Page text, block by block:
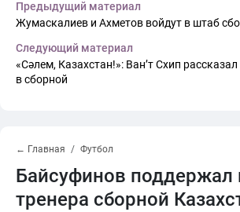
Предыдущий материал
Жумаскалиев и Ахметов войдут в штаб
Следующий материал
«Сәлем, Казахстан!»: Ван’т Схип
в сборной
← Главная Футбол
Байсуфинов поддержал
тренера сборной